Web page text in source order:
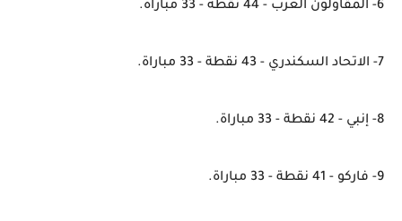
6- المقاولون العرب - 44 نقطة - 33 مباراة.
7- الاتحاد السكندري - 43 نقطة - 33 مباراة.
8- إنبي - 42 نقطة - 33 مباراة.
9- فاركو - 41 نقطة - 33 مباراة.